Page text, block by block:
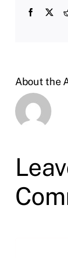
Facebook
X
About the